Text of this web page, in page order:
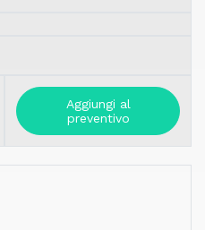
Aggiungi al
preventivo